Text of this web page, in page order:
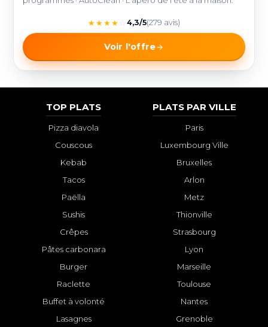
★★★★ 4,3/5(279 avis)
Voir l'offre
TOP PLATS
Pizza diavola
Couscous
Kebab
Tacos
Paëlla
Sushis
Crêpes
Pâtes carbonara
Burger
Raclette
Buffet à volonté
Lasagnes
PLATS PAR VILLE
Paris
Luxembourg Ville
Bruxelles
Arlon
Metz
Thionville
Strasbourg
Lyon
Marseille
Toulouse
Nantes
Grenoble